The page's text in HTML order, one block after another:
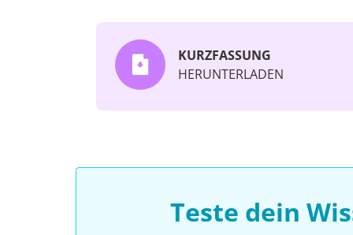
KURZFASSUNG
HERUNTERLADEN
Teste dein